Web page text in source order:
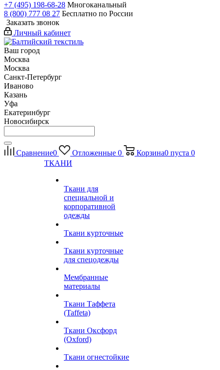
+7 (495) 198-68-28 Многоканальный
8 (800) 777 08 27 Бесплатно по России
Заказать звонок
Личный кабинет
Ваш город
Москва
Москва
Санкт-Петербург
Иваново
Казань
Уфа
Екатеринбург
Новосибирск
Сравнение0 Отложенные 0 Корзина0 пуста 0
ТКАНИ
Ткани для
специальной и
корпоративной
одежды
Ткани курточные
Ткани курточные
для спецодежды
Мембранные
материалы
Ткани Таффета
(Taffeta)
Ткани Оксфорд
(Oxford)
Ткани огнестойкие